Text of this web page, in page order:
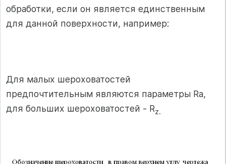
обработки, если он является единственным
для данной поверхности, например:
Для малых шероховатостей
предпочтительным являются параметры Ra,
для больших шероховатостей - Rz.